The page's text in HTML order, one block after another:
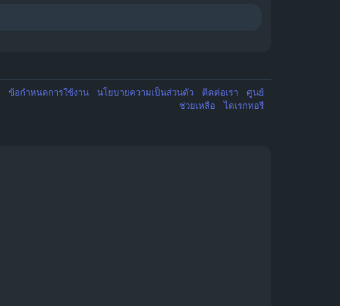
ข้อกำหนดการใช้งาน นโยบายความเป็นส่วนตัว ติดต่อเรา
ศูนย์
ช่วยเหลือ
ไดเรกทอรี